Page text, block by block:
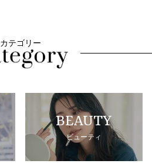
カテゴリー
BEAUTY
ビューティ